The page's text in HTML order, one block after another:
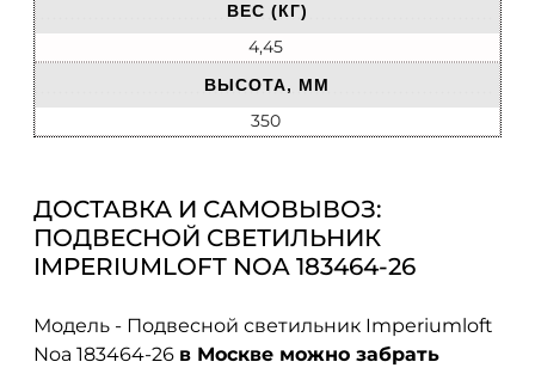
ВЕС (КГ)
4,45
ВЫСОТА, ММ
350
ДОСТАВКА И САМОВЫВОЗ:
ПОДВЕСНОЙ СВЕТИЛЬНИК
IMPERIUMLOFT NOA 183464-26
Модель - Подвесной светильник Imperiumloft
Noa 183464-26 в Москве можно забрать